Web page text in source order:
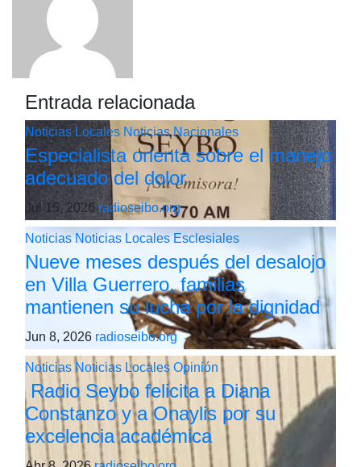
Entrada relacionada
Noticias Locales Noticias Nacionales
Especialista orienta sobre el manejo
adecuado del dolor
Jul 15, 2026radioseibo.org
Noticias Noticias Locales Esclesiales
Nueve meses después del desalojo
en Villa Guerrero, familias
mantienen su lucha por la dignidad
Jun 8, 2026 radioseibo.org
Noticias Noticias Locales Opinión
Radio Seybo felicita a Diana
Constanzo y a Onaylis por su
excelencia académica